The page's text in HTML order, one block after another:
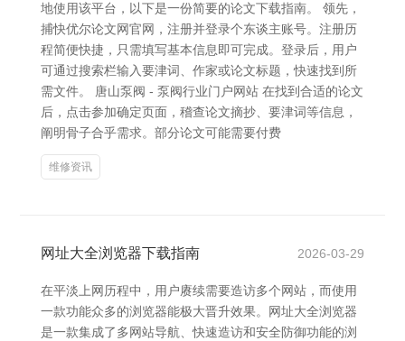
地使用该平台，以下是一份简要的论文下载指南。 领先，
捕快优尔论文网官网，注册并登录个东谈主账号。注册历
程简便快捷，只需填写基本信息即可完成。登录后，用户
可通过搜索栏输入要津词、作家或论文标题，快速找到所
需文件。 唐山泵阀 - 泵阀行业门户网站 在找到合适的论文
后，点击参加确定页面，稽查论文摘抄、要津词等信息，
阐明骨子合乎需求。部分论文可能需要付费
维修资讯
网址大全浏览器下载指南 2026-03-29
在平淡上网历程中，用户赓续需要造访多个网站，而使用
一款功能众多的浏览器能极大晋升效果。网址大全浏览器
是一款集成了多网站导航、快速造访和安全防御功能的浏